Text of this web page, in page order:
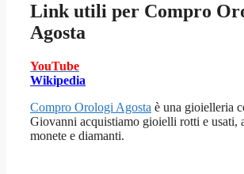
Link utili per Compro
Agosta
YouTube
Wikipedia
Compro Orologi Agosta è una gioielleria
Giovanni acquistiamo gioielli rotti e usati,
monete e diamanti.